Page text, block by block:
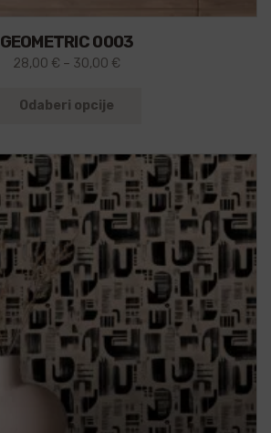
GEOMETRIC 0003
28,00 € – 30,00 €
Odaberi opcije